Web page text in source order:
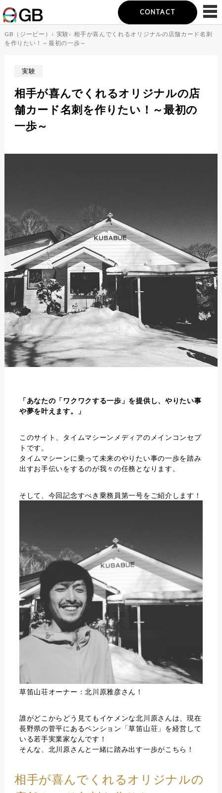
CONTACT
GB（ジービー） ‹ 実験‹相手が喜んでくれるオリジナルの店舗カード名刺
を作りたい！～最初の一歩～
実験
相手が喜んでくれるオリジナルの店
舗カード名刺を作りたい！～最初の
一歩～
「あなたの「ワクワクする一歩」を提供し、やりたい事
や夢を叶えます。」
このサイト、タイムマシーンメディアのメインコンセプ
トです。
タイムマシーンに乗って未来のやりたい事の一歩を踏み
出すお手伝いをするのが我々の任務となります。
そして、今回記念すべき乗務員第一号をご紹介します！
草笛山荘オーナー：北川原雅彦さん！
誰がどこからどう見てもイケメンな北川原さんは、現在
長野県の菅平にあるペンション「草笛山荘」を経営して
いる若手実業家なんです！
そんな、北川原さんと一緒に踏み出す一歩がこちら！
相手が喜んでくれるオリジナルの